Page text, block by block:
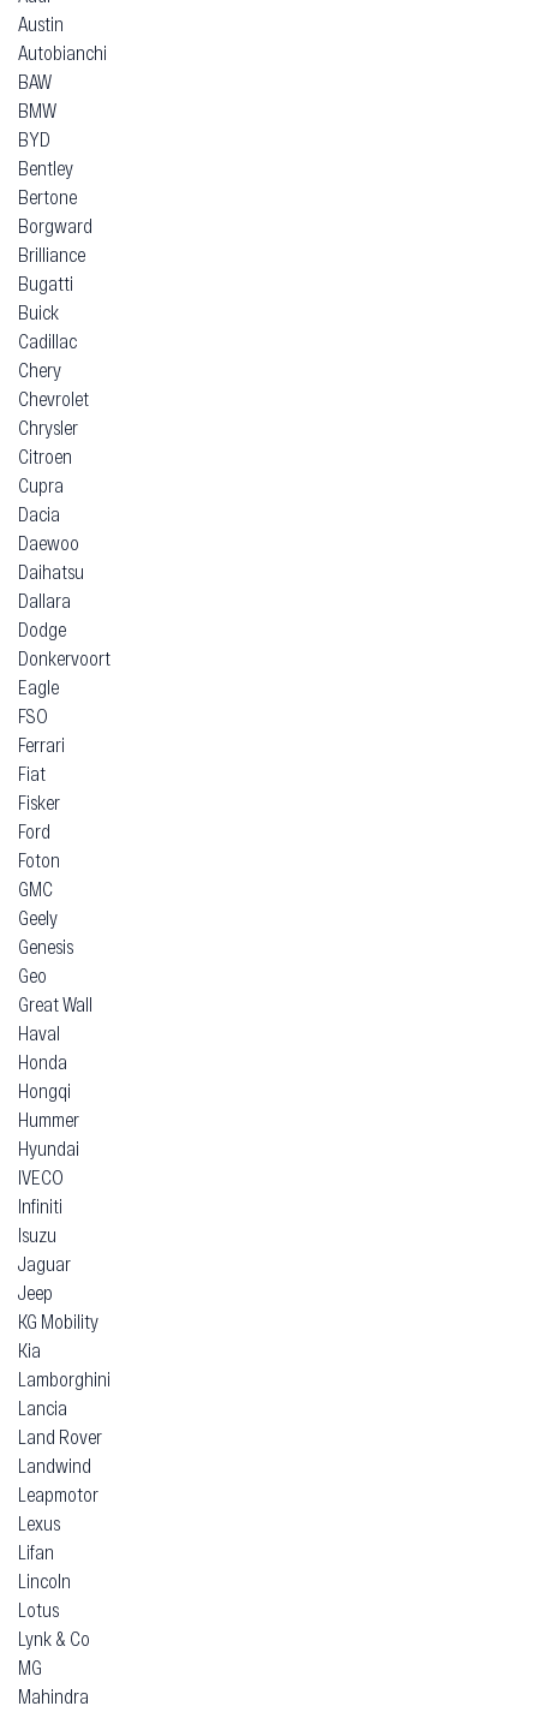
Austin
Autobianchi
BAW
BMW
BYD
Bentley
Bertone
Borgward
Brilliance
Bugatti
Buick
Cadillac
Chery
Chevrolet
Chrysler
Citroen
Cupra
Dacia
Daewoo
Daihatsu
Dallara
Dodge
Donkervoort
Eagle
FSO
Ferrari
Fiat
Fisker
Ford
Foton
GMC
Geely
Genesis
Geo
Great Wall
Haval
Honda
Hongqi
Hummer
Hyundai
IVECO
Infiniti
Isuzu
Jaguar
Jeep
KG Mobility
Kia
Lamborghini
Lancia
Land Rover
Landwind
Leapmotor
Lexus
Lifan
Lincoln
Lotus
Lynk & Co
MG
Mahindra